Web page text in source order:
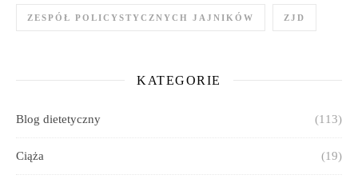
ZESPÓŁ POLICYSTYCZNYCH JAJNIKÓW ZJD
KATEGORIE
Blog dietetyczny (113)
Ciąża (19)